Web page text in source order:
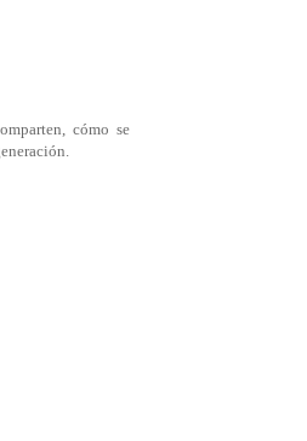
cómo se